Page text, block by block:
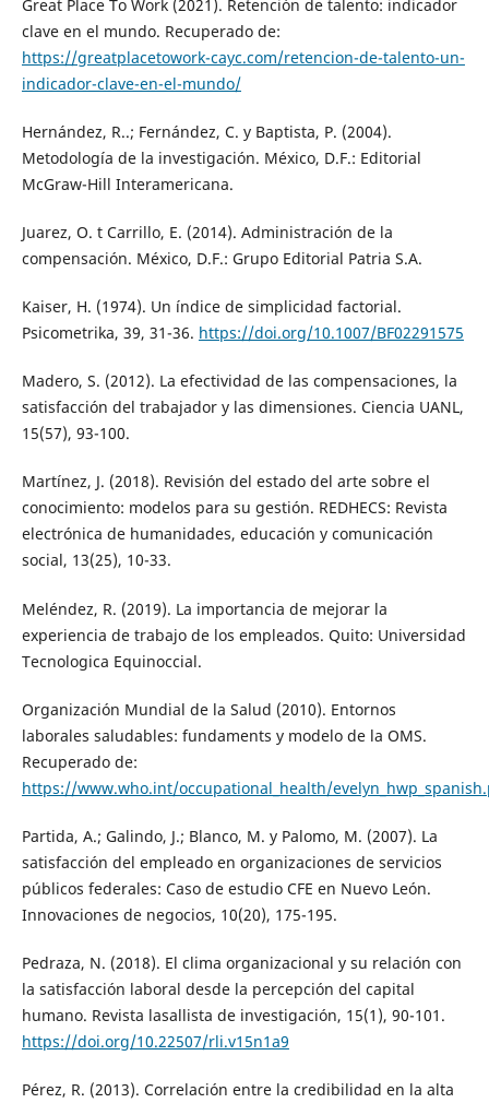
Great Place To Work (2021). Retención de talento: indicador
clave en el mundo. Recuperado de:
https://greatplacetowork-cayc.com/retencion-de-talento-un-
indicador-clave-en-el-mundo/
Hernández, R..; Fernández, C. y Baptista, P. (2004).
Metodología de la investigación. México, D.F.: Editorial
McGraw-Hill Interamericana.
Juarez, O. t Carrillo, E. (2014). Administración de la
compensación. México, D.F.: Grupo Editorial Patria S.A.
Kaiser, H. (1974). Un índice de simplicidad factorial.
Psicometrika, 39, 31-36. https://doi.org/10.1007/BF02291575
Madero, S. (2012). La efectividad de las compensaciones, la
satisfacción del trabajador y las dimensiones. Ciencia UANL,
15(57), 93-100.
Martínez, J. (2018). Revisión del estado del arte sobre el
conocimiento: modelos para su gestión. REDHECS: Revista
electrónica de humanidades, educación y comunicación
social, 13(25), 10-33.
Meléndez, R. (2019). La importancia de mejorar la
experiencia de trabajo de los empleados. Quito: Universidad
Tecnologica Equinoccial.
Organización Mundial de la Salud (2010). Entornos
laborales saludables: fundaments y modelo de la OMS.
Recuperado de:
https://www.who.int/occupational_health/
Partida, A.; Galindo, J.; Blanco, M. y Palomo, M. (2007). La
satisfacción del empleado en organizaciones de servicios
públicos federales: Caso de estudio CFE en Nuevo León.
Innovaciones de negocios, 10(20), 175-195.
Pedraza, N. (2018). El clima organizacional y su relación con
la satisfacción laboral desde la percepción del capital
humano. Revista lasallista de investigación, 15(1), 90-101.
https://doi.org/10.22507/rli.v15n1a9
Pérez, R. (2013). Correlación entre la credibilidad en la alta